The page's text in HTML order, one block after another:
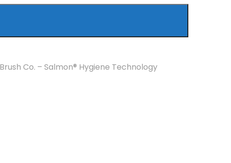
Co. – Salmon® Hygiene Technology